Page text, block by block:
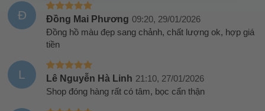
Đ Đồng Mai Phương 09:20, 29/01/2026
Đồng hồ màu đẹp sang chảnh, chất lượng ok, hợp giá
tiền
L Lê Nguyễn Hà Linh 21:10, 27/01/2026
Shop đóng hàng rất có tâm, bọc cẩn thận